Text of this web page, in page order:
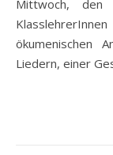
Mittwoch,
ökumenischen
Liedern, einer